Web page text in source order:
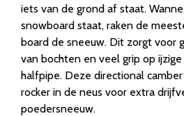
iets van de grond af staat.
snowboard staat, raken de
board de sneeuw. Dit zorgt voor
van bochten en veel grip op
halfpipe. Deze directional
rocker in de neus voor extra
poedersneeuw.